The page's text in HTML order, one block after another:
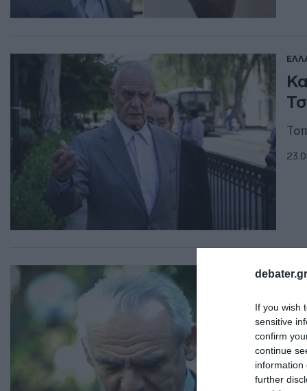
If you wish
sensitive
confirm
continue
information
further
Τι